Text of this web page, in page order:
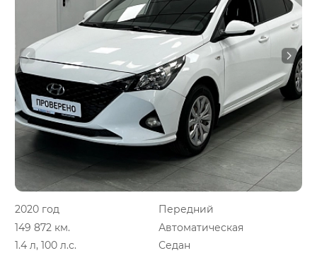
2020 год
Передний
149 872 км.
Автоматическая
1.4 л, 100 л.с.
Седан